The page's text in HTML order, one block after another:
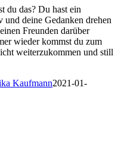
du das? Du hast ein
und deine Gedanken drehen
Freunden darüber
wieder kommst du zum
weiterzukommen und still
Kaufmann2021-01-